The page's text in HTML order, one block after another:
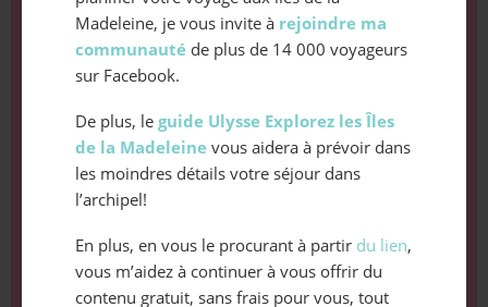
Madeleine, je vous invite à rejoindre ma
communauté de plus de 14 000 voyageurs
sur Facebook.
De plus, leguide Ulysse Explorez les Îles
de la Madeleine vous aidera à prévoir dans
les moindres détails votre séjour dans
l’archipel!
En plus, en vous le procurant à partir du lien,
vous m’aidez à continuer à vous offrir du
contenu gratuit, sans frais pour vous, tout